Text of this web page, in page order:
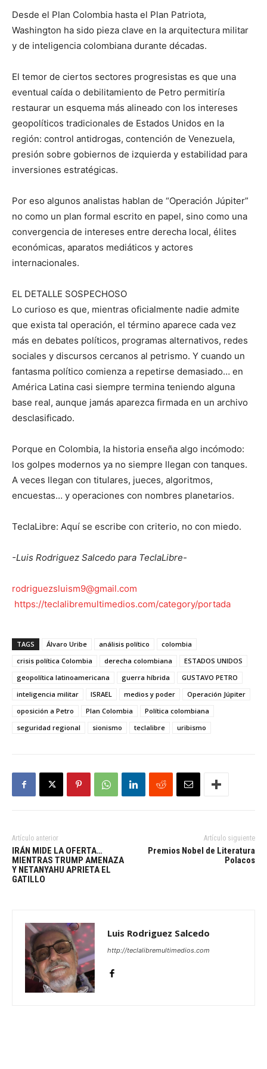
Desde el Plan Colombia hasta el Plan Patriota,
Washington ha sido pieza clave en la arquitectura militar
y de inteligencia colombiana durante décadas.
El temor de ciertos sectores progresistas es que una
eventual caída o debilitamiento de Petro permitiría
restaurar un esquema más alineado con los intereses
geopolíticos tradicionales de Estados Unidos en la
región: control antidrogas, contención de Venezuela,
presión sobre gobiernos de izquierda y estabilidad para
inversiones estratégicas.
Por eso algunos analistas hablan de “Operación Júpiter”
no como un plan formal escrito en papel, sino como una
convergencia de intereses entre derecha local, élites
económicas, aparatos mediáticos y actores
internacionales.
EL DETALLE SOSPECHOSO
Lo curioso es que, mientras oficialmente nadie admite
que exista tal operación, el término aparece cada vez
más en debates políticos, programas alternativos, redes
sociales y discursos cercanos al petrismo. Y cuando un
fantasma político comienza a repetirse demasiado… en
América Latina casi siempre termina teniendo alguna
base real, aunque jamás aparezca firmada en un archivo
desclasificado.
Porque en Colombia, la historia enseña algo incómodo:
los golpes modernos ya no siempre llegan con tanques.
A veces llegan con titulares, jueces, algoritmos,
encuestas… y operaciones con nombres planetarios.
TeclaLibre: Aquí se escribe con criterio, no con miedo.
-Luis Rodriguez Salcedo para TeclaLibre-
rodriguezsluism9@gmail.com
https://teclalibremultimedios.com/category/portada
TAGS Álvaro Uribe análisis político
colombia
crisis política Colombia
derecha colombiana
ESTADOS UNIDOS
geopolítica latinoamericana
guerra híbrida
GUSTAVO PETRO
inteligencia militar
ISRAEL medios y poder
Operación Júpiter
oposición a Petro
Plan Colombia
Política colombiana
seguridad regional
sionismo teclalibre uribismo
Artículo anterior
IRÁN MIDE LA OFERTA…
MIENTRAS TRUMP AMENAZA
Y NETANYAHU APRIETA EL
GATILLO
Artículo siguiente
Premios Nobel de Literatura
Polacos
Luis Rodriguez Salcedo
http://teclalibremultimedios.com